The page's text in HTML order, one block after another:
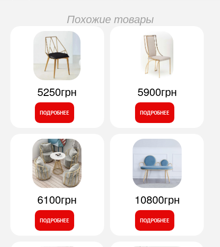
Похожие товары
5250грн
ПОДРОБНЕЕ
5900грн
ПОДРОБНЕЕ
6100грн
ПОДРОБНЕЕ
10800грн
ПОДРОБНЕЕ